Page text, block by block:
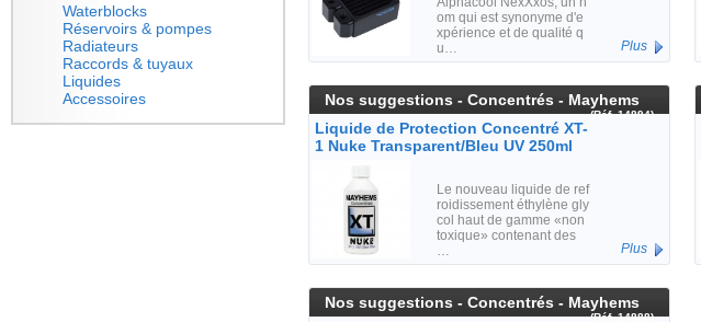
Waterblocks
Réservoirs & pompes
Radiateurs
Raccords & tuyaux
Liquides
Accessoires
om qui est synonyme d'e
xpérience et de qualité q
u…
Plus
Nos suggestions - Concentrés - Mayhems
(Réf. 14894)
Liquide de Protection Concentré XT-
1 Nuke Transparent/Bleu UV 250ml
Le nouveau liquide de ref
roidissement éthylène gly
col haut de gamme «non
toxique» contenant des
…
Plus
Nos suggestions - Concentrés - Mayhems
(Réf. 14888)